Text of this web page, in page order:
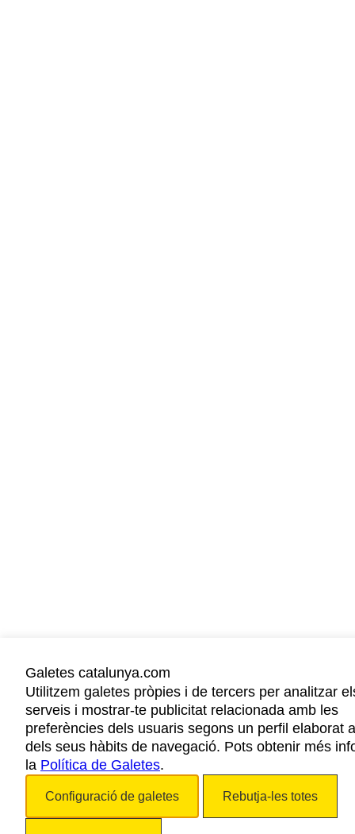
Galetes catalunya.com
Utilitzem galetes pròpies i de tercers per analitzar
serveis i mostrar-te publicitat relacionada amb les
preferències dels usuaris segons un perfil elaborat
dels seus hàbits de navegació. Pots obtenir més
la Política de Galetes.
Configuració de galetes Rebutja-les totes